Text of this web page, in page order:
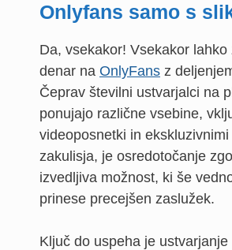
Onlyfans samo s
Da, vsekakor! Vsekakor lahko
denar na OnlyFans z
Čeprav številni ustvarjalci na
ponujajo različne vsebine,
videoposnetki in
zakulisja, je osredotočanje
izvedljiva možnost, ki še
prinese precejšen zaslužek.
Ključ do uspeha je ustvarjanje